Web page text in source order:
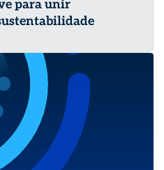
para unir